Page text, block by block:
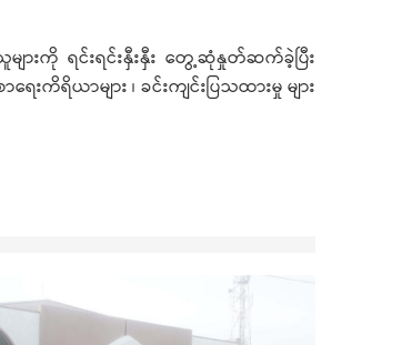
များကို ရင်းရင်းနှီးနှီး တွေ့ဆုံနှုတ်ဆက်ခဲ့ပြီး
ကိရိယာများ ၊ ခင်းကျင်းပြသထားမှု များ